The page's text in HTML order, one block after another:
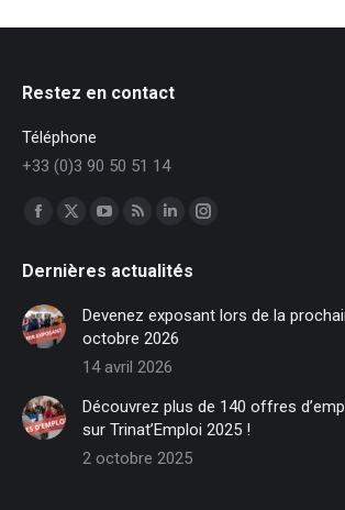
Restez en contact
Téléphone
+33 (0)3 90 50 51 14
Trouvez nous sur :
Facebook
opens
in
new
window
X
opens
new
window
opens
in
new
window
opens
in
new
window
LinkedIn
opens
in
new
window
Instagram
in
Dernières actualités
Devenez exposant lors de la
octobre 2026
14 avril 2026
Découvrez plus de 140 offres
sur Trinat’Emploi 2025 !
2 octobre 2025